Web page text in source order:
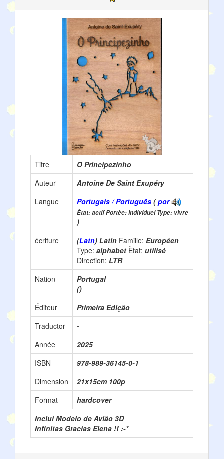
Titre
O Principezinho
Auteur
Antoine De Saint Exupéry
Langue
Portugais / Português (por
Ètat: actif Portèe: individuel Type: vivre
)
écriture
(Latn) Latin Famille: Européen
Type: alphabet Ètat: utilisé
Direction: LTR
Nation
Portugal
()
Éditeur
Primeira Edição
Traductor
-
Année
2025
ISBN
978-989-36145-0-1
Dimension
21x15cm 100p
Format
hardcover
Inclui Modelo de Avião 3D
Infinitas Gracias Elena !! :-*